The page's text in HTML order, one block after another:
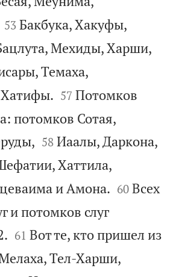


53 Бакбука, Хакуфы,
Мехиды, Харши,
Темаха,


57 Потомков
потомков Сотая,


58 Иаалы, Даркона,
Хаттила,
и Амона. 

60 Всех
и потомков слуг


61 Вот те, кто пришел из
Тел-Харши,